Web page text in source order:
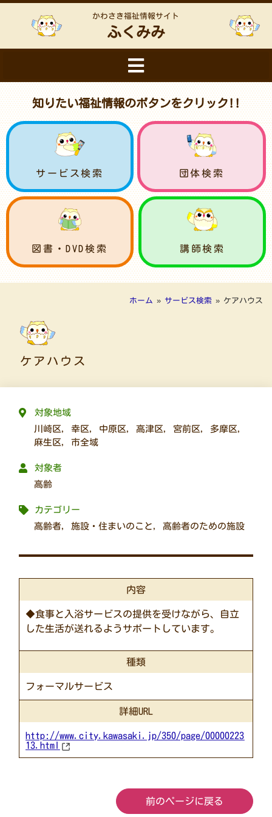
かわさき福祉情報サイト
ふくみみ
知りたい福祉情報のボタンをクリック!!
サービス検索 団体検索
図書・DVD検索 講師検索
ホーム » サービス検索 » ケアハウス
ケアハウス
対象地域
川崎区,幸区, 中原区,高津区, 宮前区, 多摩区,
麻生区,市全域
対象者
高齢
カテゴリー
高齢者,施設・住まいのこと,高齢者のための施設
内容
◆食事と入浴サービスの提供を受けながら、自立
した生活が送れるようサポートしています。
種類
フォーマルサービス
詳細URL
http://www.city.kawasaki.jp/350/page/00000223
13.html
前のページに戻る